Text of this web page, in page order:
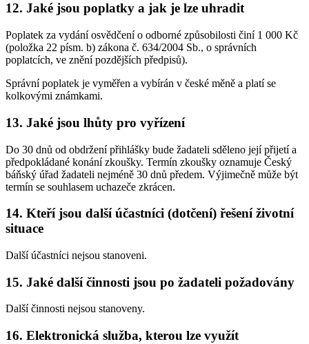
12. Jaké jsou poplatky a jak je lze uhradit
Poplatek za vydání osvědčení o odborné způsobilosti činí 1 000 Kč
(položka 22 písm. b) zákona č. 634/2004 Sb., o správních
poplatcích, ve znění pozdějších předpisů).
Správní poplatek je vyměřen a vybírán v české měně a platí se
kolkovými známkami.
13. Jaké jsou lhůty pro vyřízení
Do 30 dnů od obdržení přihlášky bude žadateli sděleno její přijetí a
předpokládané konání zkoušky. Termín zkoušky oznamuje Český
báňský úřad žadateli nejméně 30 dnů předem. Výjimečně může být
termín se souhlasem uchazeče zkrácen.
14. Kteří jsou další účastníci (dotčení) řešení životní
situace
Další účastníci nejsou stanoveni.
15. Jaké další činnosti jsou po žadateli požadovány
Další činnosti nejsou stanoveny.
16. Elektronická služba, kterou lze využít